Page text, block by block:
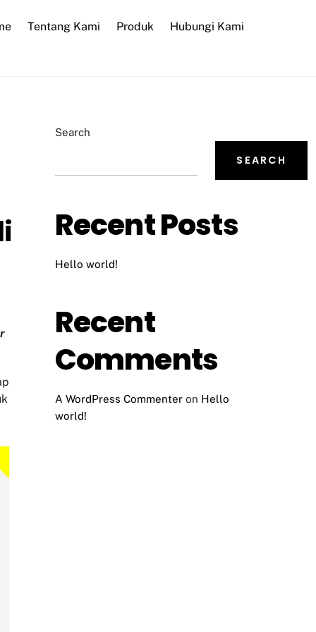
Tentang Kami Produk Hubungi Kami
Search
SEARCH
Recent Posts
Hello world!
Recent
Comments
A WordPress Commenteron Hello
world!